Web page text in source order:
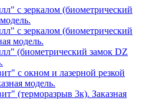
с зеркалом (биометрический
с зеркалом (биометрический
модель.
(биометрический замок DZ
с окном и лазерной резкой
модель.
(терморазрыв 3к). Заказная